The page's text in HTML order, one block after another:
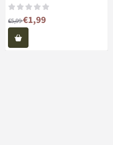
Van 5,99 voor 1,99
€5,99€1,99